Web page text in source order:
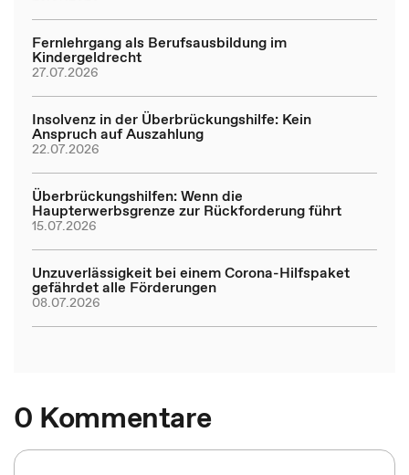
Fernlehrgang als Berufsausbildung im
Kindergeldrecht
27.07.2026
Insolvenz in der Überbrückungshilfe: Kein
Anspruch auf Auszahlung
22.07.2026
Überbrückungshilfen: Wenn die
Haupterwerbsgrenze zur Rückforderung führt
15.07.2026
Unzuverlässigkeit bei einem Corona-Hilfspaket
gefährdet alle Förderungen
08.07.2026
0 Kommentare